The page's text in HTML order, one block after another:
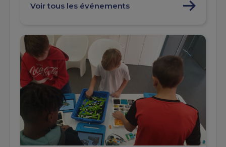
Voir tous les événements